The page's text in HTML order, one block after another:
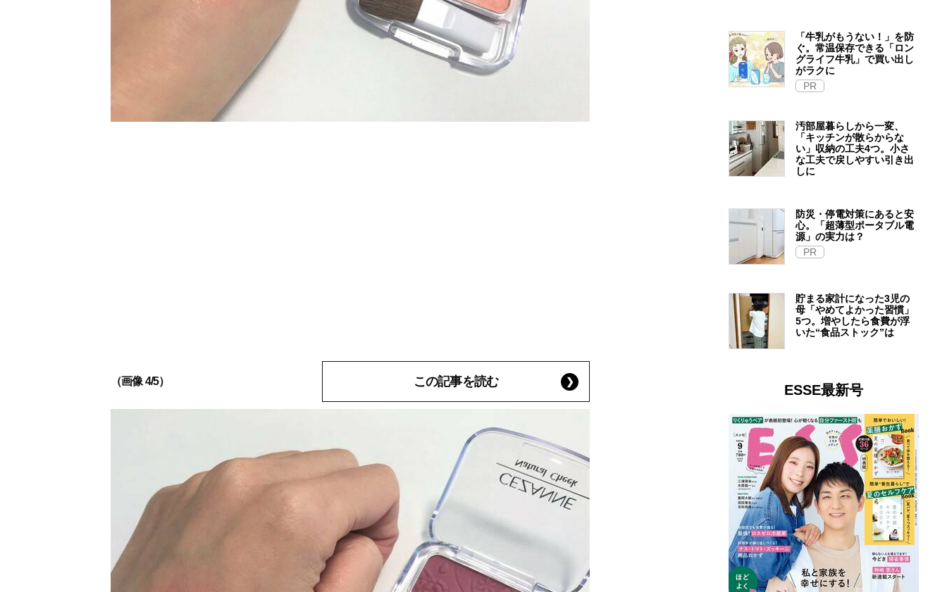
（画像 4/5） この記事を読む
「牛乳がもうない！」を防
ぐ。常温保存できる「ロン
グライフ牛乳」で買い出し
がラクに
PR
汚部屋暮らしから一変、
「キッチンが散らからな
い」収納の工夫4つ。小さ
な工夫で戻しやすい引き出
しに
防災・停電対策にあると安
心。「超薄型ポータブル電
源」の実力は？​
PR
貯まる家計になった3児の
母「やめてよかった習慣」
5つ。増やしたら食費が浮
いた“食品ストック”は
ESSE最新号